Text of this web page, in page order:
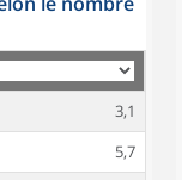
3,1
5,7